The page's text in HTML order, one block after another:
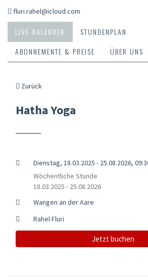
fluri.rahel@icloud.com
LIVE-KALENDER
STUNDENPLAN
ABONNEMENTE & PREISE
ÜBER UNS
Zurück
Hatha Yoga
Dienstag, 18.03.2025 - 25.08.2026,
Wöchentliche Stunde
18.03.2025 - 25.08.2026
Wangen an der Aare
Rahel Fluri
Jetzt buchen